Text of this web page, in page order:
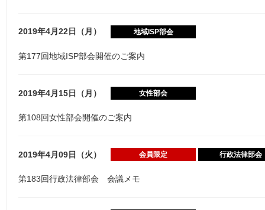
2019年4月22日（月） 地域ISP部会
第177回地域ISP部会開催のご案内
2019年4月15日（月） 女性部会
第108回女性部会開催のご案内
2019年4月09日（火） 会員限定 行政法律部会
第183回行政法律部会 会議メモ